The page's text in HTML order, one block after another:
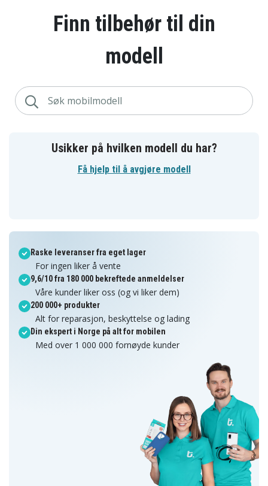
Finn tilbehør til din
modell
Usikker på hvilken modell du har?
Få hjelp til å avgjøre modell
Raske leveranser fra eget lager
For ingen liker å vente
9,6/10 fra 180 000 bekreftede anmeldelser
Våre kunder liker oss (og vi liker dem)
200 000+ produkter
Alt for reparasjon, beskyttelse og lading
Din ekspert i Norge på alt for mobilen
Med over 1 000 000 fornøyde kunder